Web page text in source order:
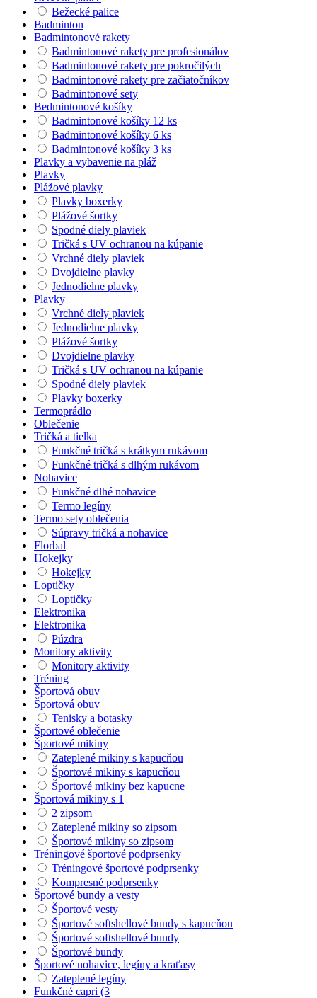
Bežecké palice
Badminton
Badmintonové rakety
Badmintonové rakety pre profesionálov
Badmintonové rakety pre pokročilých
Badmintonové rakety pre začiatočníkov
Badmintonové sety
Bedmintonové košíky
Badmintonové košíky 12 ks
Badmintonové košíky 6 ks
Badmintonové košíky 3 ks
Plavky a vybavenie na pláž
Plavky
Plážové plavky
Plavky boxerky
Plážové šortky
Spodné diely plaviek
Tričká s UV ochranou na kúpanie
Vrchné diely plaviek
Dvojdielne plavky
Jednodielne plavky
Plavky
Vrchné diely plaviek
Jednodielne plavky
Plážové šortky
Dvojdielne plavky
Tričká s UV ochranou na kúpanie
Spodné diely plaviek
Plavky boxerky
Termoprádlo
Oblečenie
Tričká a tielka
Funkčné tričká s krátkym rukávom
Funkčné tričká s dlhým rukávom
Nohavice
Funkčné dlhé nohavice
Termo legíny
Termo sety oblečenia
Súpravy tričká a nohavice
Florbal
Hokejky
Hokejky
Loptičky
Loptičky
Elektronika
Elektronika
Púzdra
Monitory aktivity
Monitory aktivity
Tréning
Športová obuv
Športová obuv
Tenisky a botasky
Športové oblečenie
Športové mikiny
Zateplené mikiny s kapucňou
Športové mikiny s kapucňou
Športové mikiny bez kapucne
Športová mikiny s 1
2 zipsom
Zateplené mikiny so zipsom
Športové mikiny so zipsom
Tréningové športové podprsenky
Tréningové športové podprsenky
Kompresné podprsenky
Športové bundy a vesty
Športové vesty
Športové softshellové bundy s kapucňou
Športové softshellové bundy
Športové bundy
Športové nohavice, legíny a kraťasy
Zateplené legíny
Funkčné capri (3